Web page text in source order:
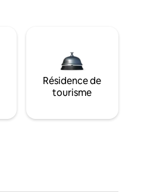
Résidence de
tourisme